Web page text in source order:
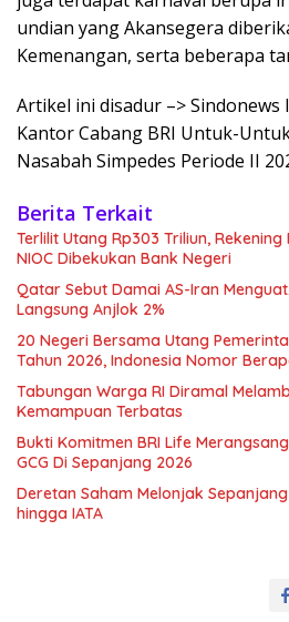
undian yang Akansegera
Kemenangan, serta beberapa
Artikel ini disadur –> Sindonews
Kantor Cabang BRI Untuk-
Nasabah Simpedes Periode II
Berita Terkait
Terlilit Utang Rp303 Triliun,
NIOC Dibekukan Bank Negeri
Qatar Sebut Damai AS-Iran
Langsung Anjlok 2%
20 Negeri Bersama Utang
Tahun 2026, Indonesia Nomor
Tabungan Warga RI Diramal
Kemampuan Terbatas
Bukti Komitmen BRI Life
GCG Di Sepanjang 2026
Deretan Saham Melonjak Sepanjang
hingga IATA